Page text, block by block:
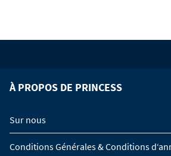
À PROPOS DE PRINCESS
Sur nous
Conditions Générales & Conditions